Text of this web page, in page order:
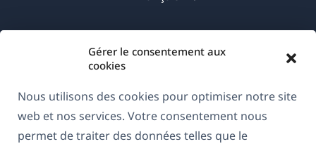
Gérer le consentement aux
cookies
Nous utilisons des cookies pour optimiser notre site
web et nos services. Votre consentement nous
permet de traiter des données telles que le
© 2026OnTheGoSystems Limited(s'ouvre
nouvelle
fenêtre)